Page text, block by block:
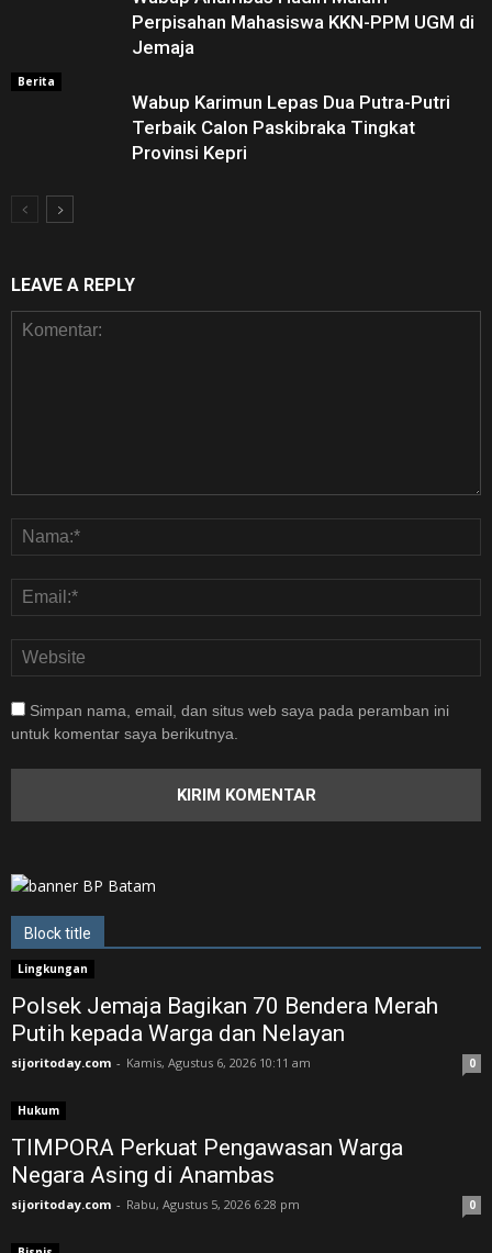
Perpisahan Mahasiswa KKN-PPM UGM di
Jemaja ‎
Berita
Wabup Karimun Lepas Dua Putra-Putri
Terbaik Calon Paskibraka Tingkat
Provinsi Kepri
LEAVE A REPLY
Simpan nama, email, dan situs web saya pada peramban ini
untuk komentar saya berikutnya.
Block title
Lingkungan
Polsek Jemaja Bagikan 70 Bendera Merah
Putih kepada Warga dan Nelayan
sijoritoday.com - Kamis, Agustus 6, 2026 10:11 am 0
Hukum
TIMPORA Perkuat Pengawasan Warga
Negara Asing di Anambas ‎
sijoritoday.com - Rabu, Agustus 5, 2026 6:28 pm 0